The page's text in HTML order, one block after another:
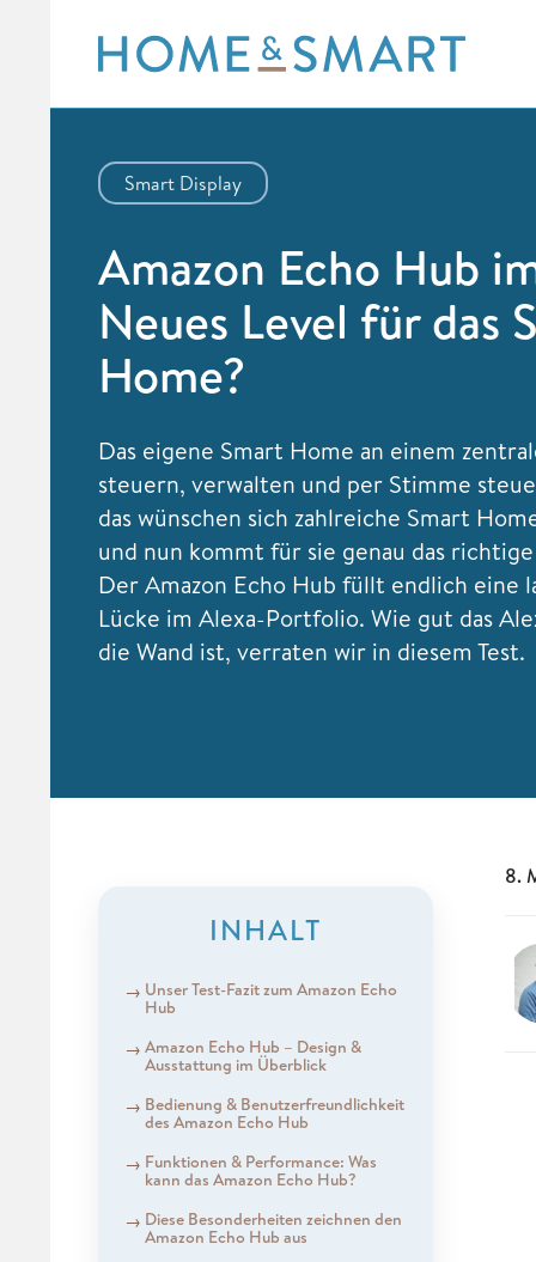
content
Smart Display
Amazon Echo Hub
Neues Level für das
Home?
Das eigene Smart Home an einem
steuern, verwalten und per Stimme
das wünschen sich zahlreiche Smart
und nun kommt für sie genau das
Der Amazon Echo Hub füllt endlich eine
Lücke im Alexa-Portfolio. Wie gut das
die Wand ist, verraten wir in diesem Test.
INHALT
Unser Test-Fazit zum Amazon Echo
Hub
Amazon Echo Hub – Design &
Ausstattung im Überblick
Bedienung & Benutzerfreundlichkeit
des Amazon Echo Hub
Funktionen & Performance: Was
kann das Amazon Echo Hub?
Diese Besonderheiten zeichnen den
Amazon Echo Hub aus
8.